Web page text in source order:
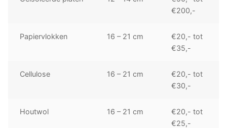
€200,-
Papiervlokken 16 – 21 cm
€20,- tot
€35,-
Cellulose 16 – 21 cm
€20,- tot
€30,-
Houtwol 16 – 21 cm
€20,- tot
€25,-